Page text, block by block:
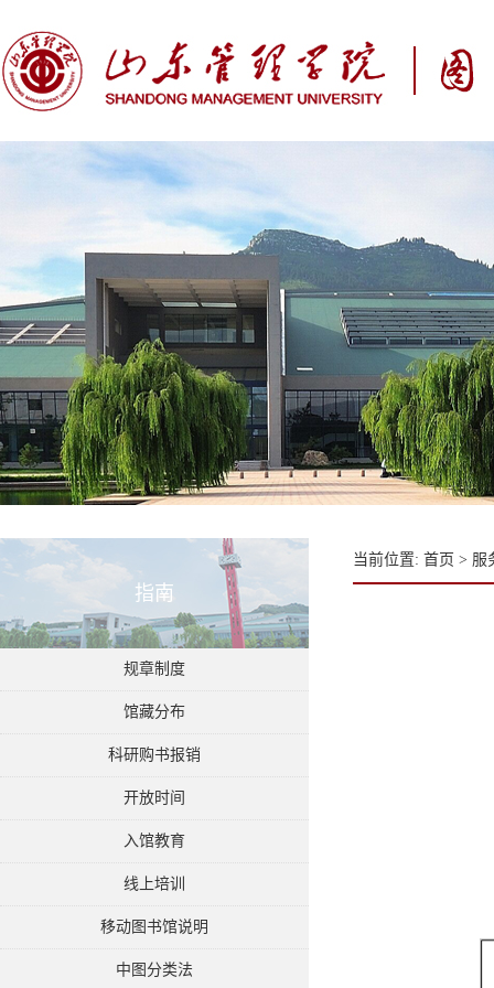
指南
规章制度
馆藏分布
科研购书报销
开放时间
入馆教育
线上培训
移动图书馆说明
中图分类法
当前位置: 首页 > 服